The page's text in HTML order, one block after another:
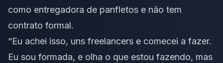
como entregadora de panfletos e não tem
contrato formal.
“Eu achei isso, uns freelancers e comecei a fazer.
Eu sou formada, e olha o que estou fazendo, mas